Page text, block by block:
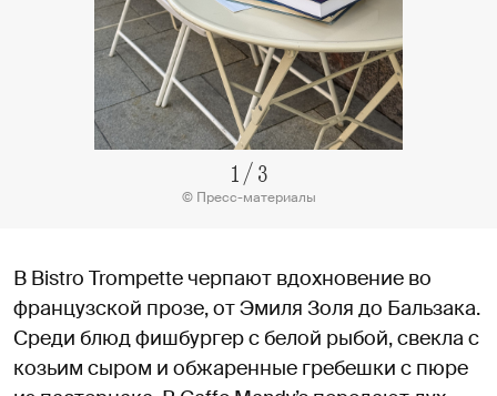
1/3
© Пресс-материалы
В Bistro Trompette черпают вдохновение во
французской прозе, от Эмиля Золя до Бальзака.
Среди блюд фишбургер с белой рыбой, свекла с
козьим сыром и обжаренные гребешки с пюре